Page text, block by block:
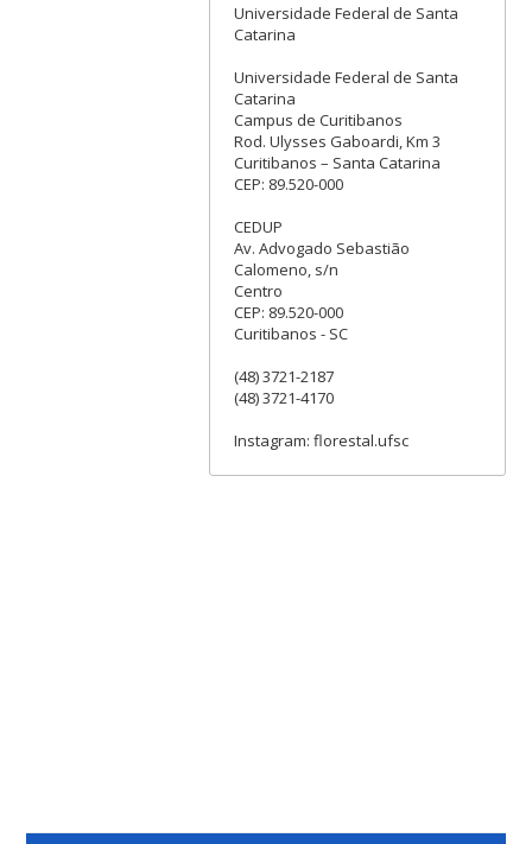
Universidade Federal de Santa
Catarina
Universidade Federal de Santa
Catarina
Campus de Curitibanos
Rod. Ulysses Gaboardi, Km 3
Curitibanos – Santa Catarina
CEP: 89.520-000
CEDUP
Av. Advogado Sebastião
Calomeno, s/n
Centro
CEP: 89.520-000
Curitibanos - SC
(48) 3721-2187
(48) 3721-4170
Instagram: florestal.ufsc